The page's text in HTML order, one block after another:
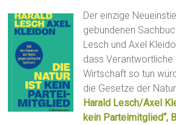
Der einzige
gebundenen
Lesch und Axel
dass Verantwortliche
Wirtschaft so tun
die Gesetze der
Harald Lesch/Axel
kein Parteimitglied“,